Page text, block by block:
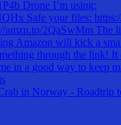
in Norway - Roadtrip